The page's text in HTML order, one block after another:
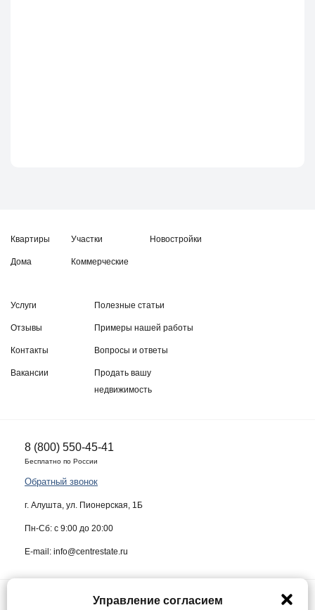
Квартиры
Дома
Участки
Коммерческие
Новостройки
Услуги
Отзывы
Контакты
Вакансии
Полезные статьи
Примеры нашей работы
Вопросы и ответы
Продать вашу
недвижимость
8 (800) 550-45-41
Бесплатно по России
Обратный звонок
г. Алушта, ул. Пионерская, 1Б
Пн-Сб: с 9:00 до 20:00
E-mail: info@centrestate.ru
ИП Жуков Виктор Васильевич ИНН 910218942064
Управление согласием